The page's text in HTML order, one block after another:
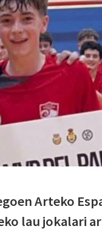
Arteko
lau jokalari